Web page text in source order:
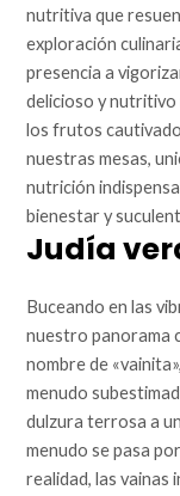
nutritiva que
exploración
presencia a
delicioso y nutritivo
los frutos
nuestras mesas,
nutrición
bienestar y
Judía
Buceando en las
nuestro panorama
nombre de
menudo
dulzura terrosa a
menudo se pasa
realidad, las vainas